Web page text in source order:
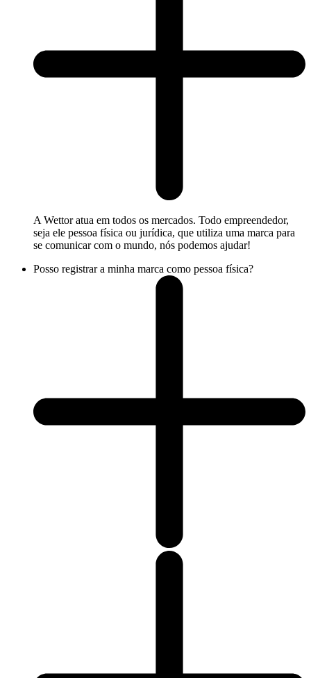
A Wettor atua em todos os mercados. Todo empreendedor,
seja ele pessoa física ou jurídica, que utiliza uma marca para
se comunicar com o mundo, nós podemos ajudar!
Posso registrar a minha marca como pessoa física?